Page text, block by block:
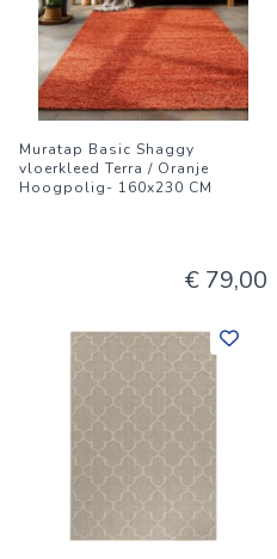
Muratap Basic Shaggy
vloerkleed Terra / Oranje
Hoogpolig- 160x230 CM
€ 79,00